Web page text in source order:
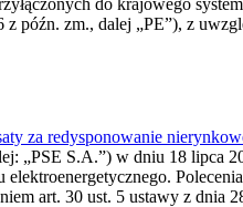
do krajowego
późn. zm., dalej „PE”), z
za redysponowanie
„PSE S.A.”) w dniu 18 lipca
art. 30 ust. 5 ustawy z dnia